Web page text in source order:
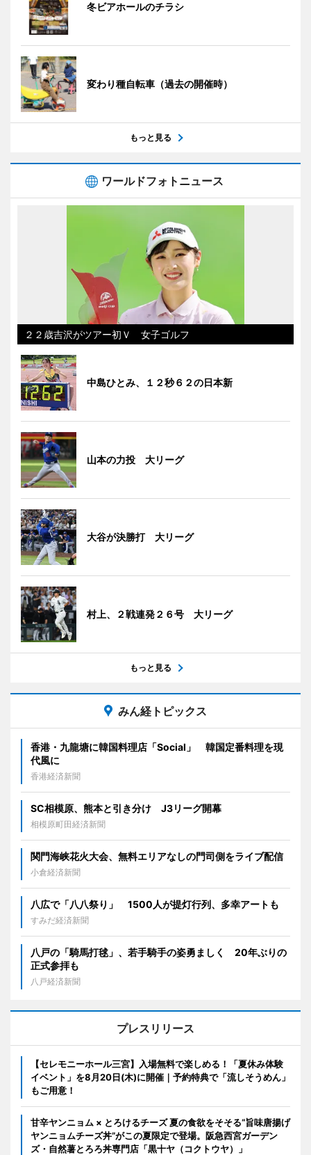
冬ビアホールのチラシ
変わり種自転車（過去の開催時）
もっと見る
ワールドフォトニュース
２２歳吉沢がツアー初Ｖ 女子ゴルフ
中島ひとみ、１２秒６２の日本新
山本の力投 大リーグ
大谷が決勝打 大リーグ
村上、２戦連発２６号 大リーグ
もっと見る
みん経トピックス
香港・九龍塘に韓国料理店「Social」 韓国定番料理を現
代風に
香港経済新聞
SC相模原、熊本と引き分け J3リーグ開幕
相模原町田経済新聞
関門海峡花火大会、無料エリアなしの門司側をライブ配信
小倉経済新聞
八広で「八八祭り」 1500人が提灯行列、多幸アートも
すみだ経済新聞
八戸の「騎馬打毬」、若手騎手の姿勇ましく 20年ぶりの
正式参拝も
八戸経済新聞
プレスリリース
【セレモニーホール三宮】入場無料で楽しめる！「夏休み体験
イベント」を8月20日(木)に開催｜予約特典で「流しそうめん」
もご用意！
甘辛ヤンニョム × とろけるチーズ 夏の食欲をそそる“旨味唐揚げ
ヤンニョムチーズ丼”がこの夏限定で登場。阪急西宮ガーデン
ズ・自然薯とろろ丼専門店「黒十ヤ（コクトウヤ）」